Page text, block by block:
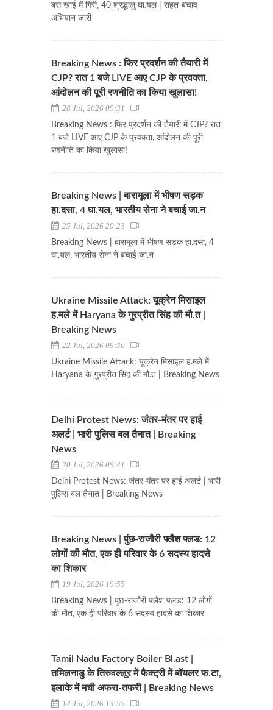
बस खाई में गिरी, 40 श्रद्धालु घा.यल | राहत-बचाव
अभियान जारी
Breaking News : फिर प्रदर्शन की तैयारी में
CJP? रात 1 बजे LIVE आए CJP के प्रवक्ता,
आंदोलन की पूरी रणनीति का किया खुलासा!
28 Jul, 2026 09:31
Breaking News : फिर प्रदर्शन की तैयारी में CJP? रात
1 बजे LIVE आए CJP के प्रवक्ता, आंदोलन की पूरी
रणनीति का किया खुलासा!
Breaking News | बारामूला में भीषण सड़क
हा.दसा, 4 घा.यल, भारतीय सेना ने बचाई जा.न
25 Jul, 2026 20:23
Breaking News | बारामूला में भीषण सड़क हा.दसा, 4
घा.यल, भारतीय सेना ने बचाई जा.न
Ukraine Missile Attack: यूक्रेन मिसाइल
ह.मले में Haryana के गुरप्रीत सिंह की मौ.त |
Breaking News
22 Jul, 2026 09:30
Ukraine Missile Attack: यूक्रेन मिसाइल ह.मले में
Haryana के गुरप्रीत सिंह की मौ.त | Breaking News
Delhi Protest News: जंतर-मंतर पर हाई
अलर्ट | भारी पुलिस बल तैनात | Breaking
News
20 Jul, 2026 09:41
Delhi Protest News: जंतर-मंतर पर हाई अलर्ट | भारी
पुलिस बल तैनात | Breaking News
Breaking News | पुंछ-राजौरी फ्लैश फ्लड: 12
लोगों की मौत, एक ही परिवार के 6 सदस्य हादसे
का शिकार
19 Jul, 2026 19:55
Breaking News | पुंछ-राजौरी फ्लैश फ्लड: 12 लोगों
की मौत, एक ही परिवार के 6 सदस्य हादसे का शिकार
Tamil Nadu Factory Boiler Bl.ast |
तमिलनाडु के तिरुवल्लूर में फैक्ट्री में बॉयलर फ.टा,
इलाके में मची अफरा-तफरी | Breaking News
14 Jul, 2026 13:55